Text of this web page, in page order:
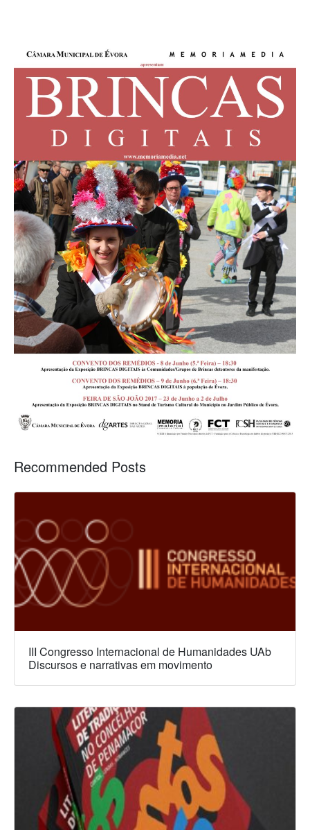
Recommended Posts
III Congresso Internacional de Humanidades UAb
Discursos e narrativas em movimento